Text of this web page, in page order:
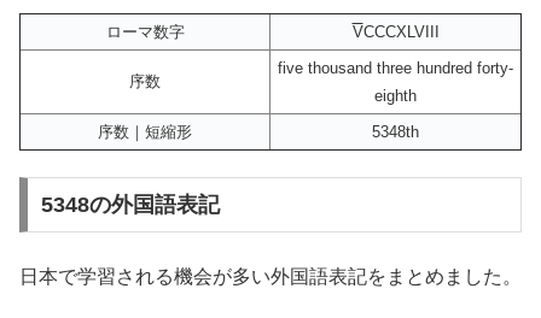
ローマ数字 VCCCXLVIII
序数
five thousand three hundred forty-
eighth
序数｜短縮形
5348th
5348の外国語表記
日本で学習される機会が多い外国語表記をまとめました。